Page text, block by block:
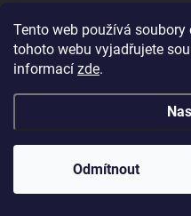
Tento web používá
tohoto webu vyjadřujete
informací zde.
Odmítnout